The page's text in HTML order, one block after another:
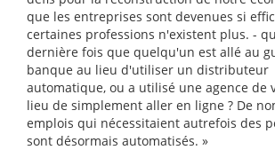
que les entreprises sont devenues si
certaines professions n'existent plus. -
dernière fois que quelqu'un est allé au
banque au lieu d'utiliser un distributeur
automatique, ou a utilisé une agence de
lieu de simplement aller en ligne ? De
emplois qui nécessitaient autrefois des
sont désormais automatisés. »